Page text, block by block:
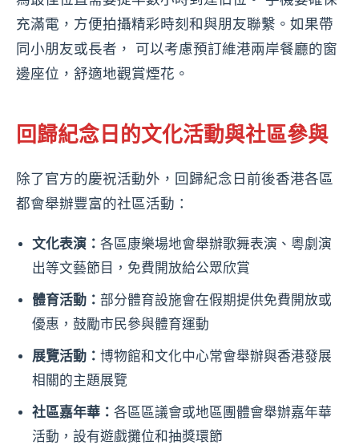
充滿電，方便拍攝精彩時刻和與朋友聯繫。如果帶
同小朋友或長者， 可以考慮預訂維港兩岸餐廳的窗
邊座位，舒適地觀賞煙花。
回歸紀念日的文化活動與社區參與
除了官方的慶祝活動外，回歸紀念日前後香港各區
都會舉辦豐富的社區活動：
文化表演： 各區康樂場地會舉辦歌舞表演、粵劇演
出等文藝節目，免費開放給公眾欣賞
體育活動： 部分體育設施會在假期提供免費開放或
優惠，鼓勵市民參與體育運動
展覽活動： 博物館和文化中心常會舉辦與香港發展
相關的主題展覽
社區嘉年華： 各區區議會或地區團體會舉辦嘉年華
活動，設有遊戲攤位和抽獎環節